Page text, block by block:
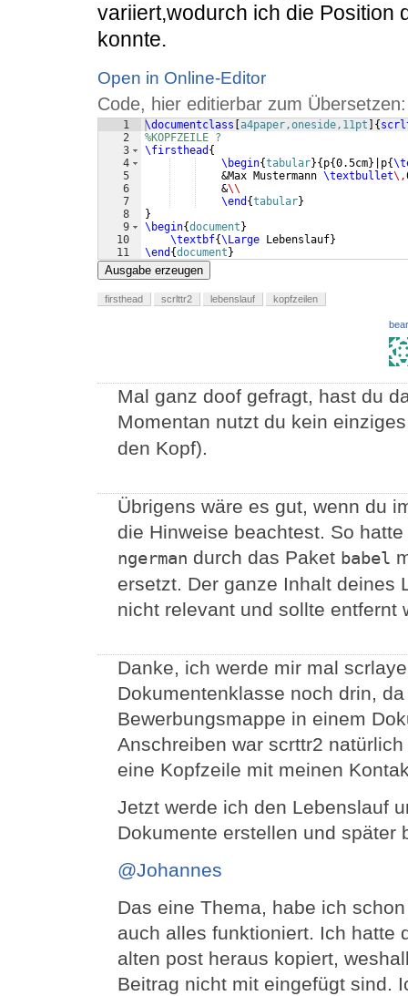
variiert,wodurch ich die Position
konnte.
Open in Online-Editor
Code, hier editierbar zum Übersetzen:
1
2
3
4
5
6
7
8
9
10
11
\documentclass a4paper,oneside,11pt {
%KOPFZEILE ?
\firsthead {
\begin{tabular}{ p{0.5cm} |p{
    &Max Mustermann
\textbullet\,
    &
\\
\end {tabular}
}
\begin{document }
\textbf{\Large Lebenslauf}
\end {document }
Ausgabe erzeugen
firsthead scrlttr2 lebenslauf kopfzeilen
Mal ganz doof gefragt, hast du
Momentan nutzt du kein
den Kopf).
Übrigens wäre es gut, wenn du
die Hinweise beachtest. So
ngerman durch das Paket babel
ersetzt. Der ganze Inhalt deines
nicht relevant und sollte entfernt
Danke, ich werde mir mal
Dokumentenklasse noch drin,
Bewerbungsmappe in einem
Anschreiben war scrttr2
eine Kopfzeile mit meinen
Jetzt werde ich den Lebenslauf
Dokumente erstellen und später
@Johannes
Das eine Thema, habe ich
auch alles funktioniert. Ich hatte
alten post heraus kopiert,
Beitrag nicht mit eingefügt sind.